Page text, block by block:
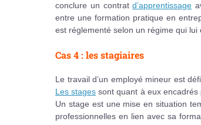
conclure un contratd’apprentissage
entre une formation pratique en
est réglementé selon un régime qui lui
Cas 4 : les stagiaires
Le travail d’un employé mineur est
Les stages sont quant à eux encadrés
Un stage est une mise en situation
professionnelles en lien avec sa